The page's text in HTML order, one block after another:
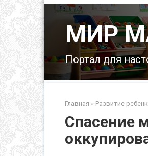
МИР
Портал для
Главная » Развитие
Спасение